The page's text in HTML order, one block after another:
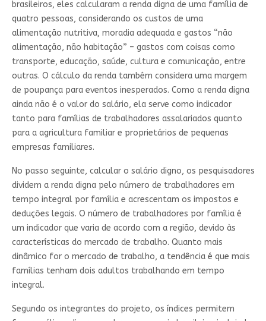
brasileiros, eles calcularam a renda digna de uma família de
quatro pessoas, considerando os custos de uma
alimentação nutritiva, moradia adequada e gastos “não
alimentação, não habitação” – gastos com coisas como
transporte, educação, saúde, cultura e comunicação, entre
outras. O cálculo da renda também considera uma margem
de poupança para eventos inesperados. Como a renda digna
ainda não é o valor do salário, ela serve como indicador
tanto para famílias de trabalhadores assalariados quanto
para a agricultura familiar e proprietários de pequenas
empresas familiares.
No passo seguinte, calcular o salário digno, os pesquisadores
dividem a renda digna pelo número de trabalhadores em
tempo integral por família e acrescentam os impostos e
deduções legais. O número de trabalhadores por família é
um indicador que varia de acordo com a região, devido às
características do mercado de trabalho. Quanto mais
dinâmico for o mercado de trabalho, a tendência é que mais
famílias tenham dois adultos trabalhando em tempo
integral.
Segundo os integrantes do projeto, os índices permitem